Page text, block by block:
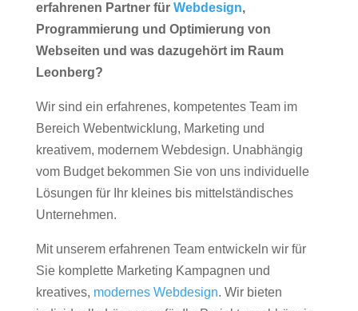
erfahrenen Partner für Webdesign,
Programmierung und Optimierung von
Webseiten und was dazugehört im Raum
Leonberg?
Wir sind ein erfahrenes, kompetentes Team im
Bereich Webentwicklung, Marketing und
kreativem, modernem Webdesign. Unabhängig
vom Budget bekommen Sie von uns individuelle
Lösungen für Ihr kleines bis mittelständisches
Unternehmen.
Mit unserem erfahrenen Team entwickeln wir für
Sie komplette Marketing Kampagnen und
kreatives, modernes Webdesign. Wir bieten